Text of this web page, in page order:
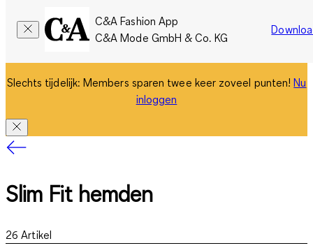
C&A Fashion App
C&A Mode GmbH & Co. KG
Slechts tijdelijk: Members sparen twee keer zoveel punten!Nu
inloggen
Slim Fit hemden
26 Artikel